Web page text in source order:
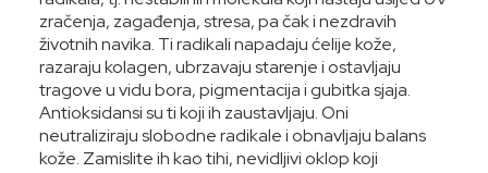
zračenja, zagađenja, stresa, pa čak i nezdravih
životnih navika. Ti radikali napadaju ćelije kože,
razaraju kolagen, ubrzavaju starenje i ostavljaju
tragove u vidu bora, pigmentacija i gubitka sjaja.
Antioksidansi su ti koji ih zaustavljaju. Oni
neutraliziraju slobodne radikale i obnavljaju balans
kože. Zamislite ih kao tihi, nevidljivi oklop koji